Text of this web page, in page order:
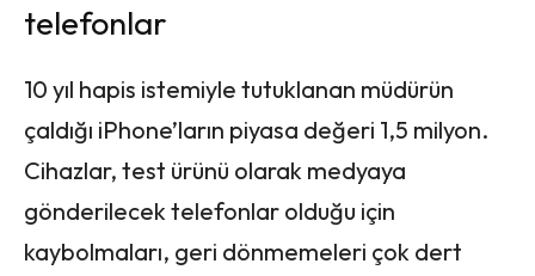
telefonlar
10 yıl hapis istemiyle tutuklanan müdürün
çaldığı iPhone’ların piyasa değeri 1,5 milyon.
Cihazlar, test ürünü olarak medyaya
gönderilecek telefonlar olduğu için
kaybolmaları, geri dönmemeleri çok dert